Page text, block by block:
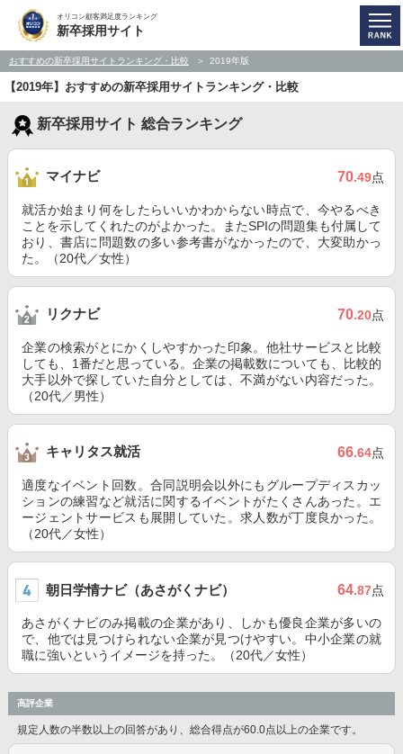
オリコン顧客満足度ランキング
新卒採用サイト
おすすめの新卒採用サイトランキング・比較 2019年版
【2019年】おすすめの新卒採用サイトランキング・比較
新卒採用サイト 総合ランキング
マイナビ 70.49点
就活か始まり何をしたらいいかわからない時点で、今やるべき
ことを示してくれたのがよかった。またSPIの問題集も付属して
おり、書店に問題数の多い参考書がなかったので、大変助かっ
た。（20代／女性）
リクナビ 70.20点
企業の検索がとにかくしやすかった印象。他社サービスと比較
しても、1番だと思っている。企業の掲載数についても、比較的
大手以外で探していた自分としては、不満がない内容だった。
（20代／男性）
キャリタス就活 66.64点
適度なイベント回数。合同説明会以外にもグループディスカッ
ションの練習など就活に関するイベントがたくさんあった。エ
ージェントサービスも展開していた。求人数が丁度良かった。
（20代／女性）
朝日学情ナビ（あさがくナビ） 64.87点
あさがくナビのみ掲載の企業があり、しかも優良企業が多いの
で、他では見つけられない企業が見つけやすい。中小企業の就
職に強いというイメージを持った。（20代／女性）
高評企業
規定人数の半数以上の回答があり、総合得点が60.0点以上の企業です。